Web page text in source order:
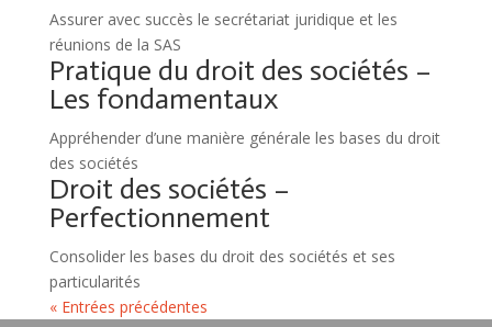
Assurer avec succès le secrétariat juridique et les
réunions de la SAS
Pratique du droit des sociétés –
Les fondamentaux
Appréhender d’une manière générale les bases du droit
des sociétés
Droit des sociétés –
Perfectionnement
Consolider les bases du droit des sociétés et ses
particularités
« Entrées précédentes